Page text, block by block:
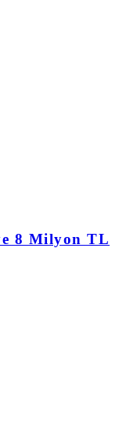
8 Milyon TL